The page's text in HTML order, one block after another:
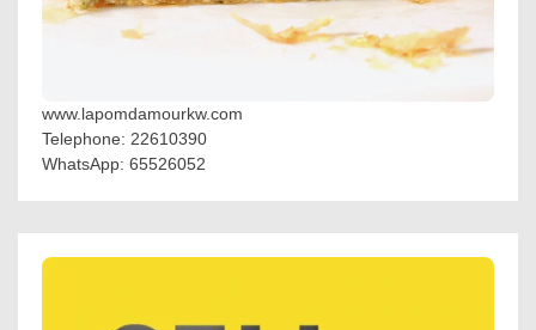
www.lapomdamourkw.com
Telephone: 22610390
WhatsApp: 65526052